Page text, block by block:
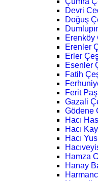
Devri
Doğuş
Erenköy
Erenler
Erler
Esenler
Fatih
Ferit
Gazali
Gödene
Hacı
Hacı
Hacı
Hamza
Hanay